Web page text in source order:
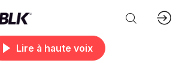
Lire à haute voix